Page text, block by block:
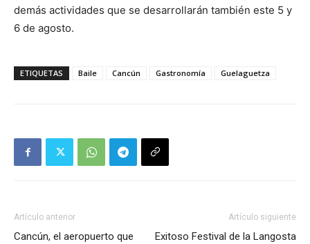
demás actividades que se desarrollarán también este 5 y
6 de agosto.
ETIQUETAS Baile Cancún Gastronomía Guelaguetza
Artículo anterior
Cancún, el aeropuerto que
Artículo siguiente
Exitoso Festival de la Langosta